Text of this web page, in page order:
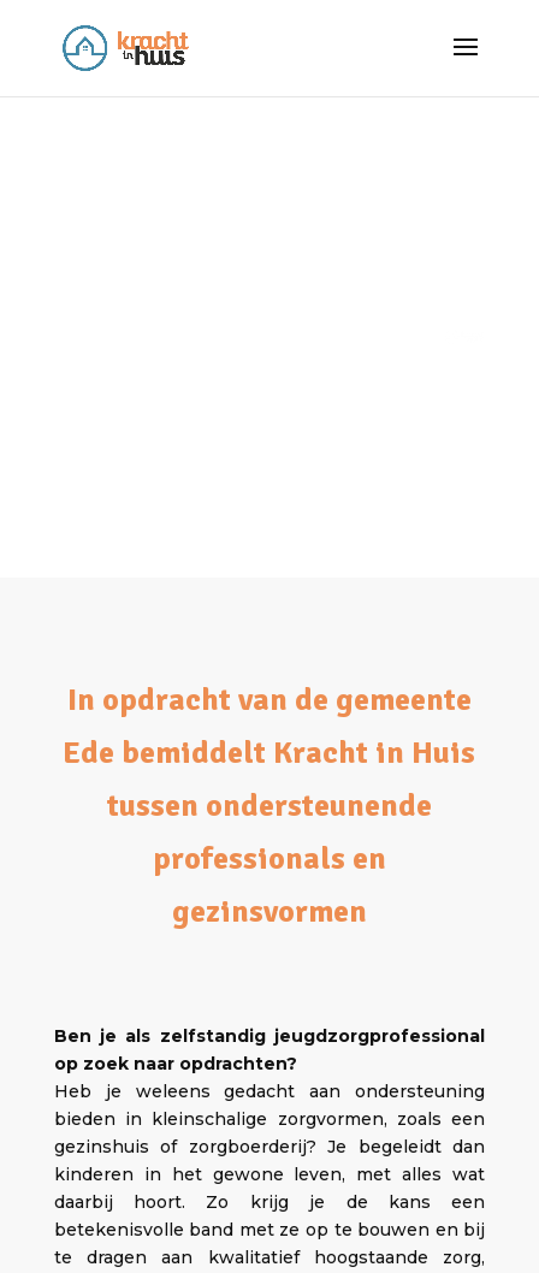
In opdracht van de gemeente
Ede bemiddelt Kracht in Huis
tussen ondersteunende
professionals en
gezinsvormen
Ben je als zelfstandig jeugdzorgprofessional
op zoek naar opdrachten?
Heb je weleens gedacht aan ondersteuning
bieden in kleinschalige zorgvormen, zoals een
gezinshuis of zorgboerderij? Je begeleidt dan
kinderen in het gewone leven, met alles wat
daarbij hoort. Zo krijg je de kans een
betekenisvolle band met ze op te bouwen en bij
te dragen aan kwalitatief hoogstaande zorg,